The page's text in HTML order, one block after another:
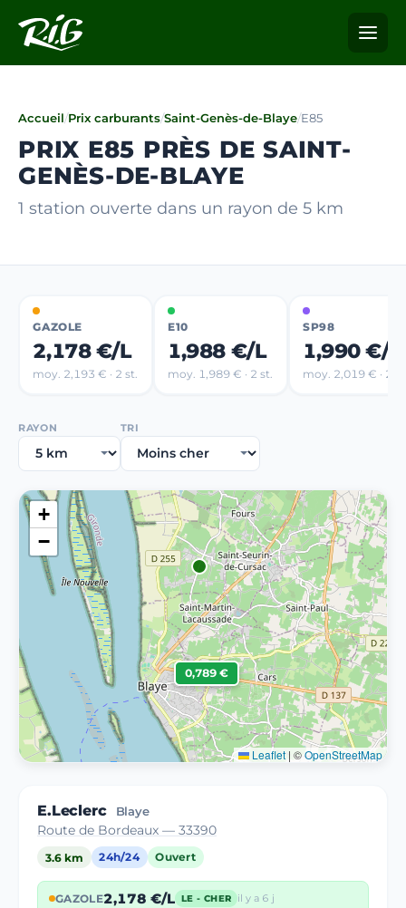
Accueil/Prix carburants/Saint-Genès-de-Blaye/E85
PRIX E85 PRÈS DE SAINT-
GENÈS-DE-BLAYE
1 station ouverte dans un rayon de 5 km
GAZOLE
2,178 €/L
moy. 2,193 € · 2 st.
E10
1,988 €/L
moy. 1,989 € · 2 st.
SP98
1,990 €/L
moy. 2,019 € · 2
RAYON TRI
0,789 €
+
−
Leaflet | ©OpenStreetMap
E.Leclerc Blaye
Route de Bordeaux — 33390
3.6 km 24h/24 Ouvert
GAZOLE2,178 €/L LE - CHER il y a 6 j